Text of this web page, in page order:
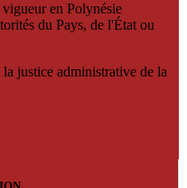
en Polynésie
du Pays, de l'État ou
justice administrative de la